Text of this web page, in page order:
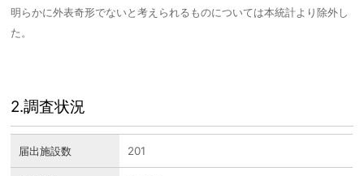
明らかに外表奇形でないと考えられるものについては本統計より除外し
た。
2.調査状況
届出施設数 201